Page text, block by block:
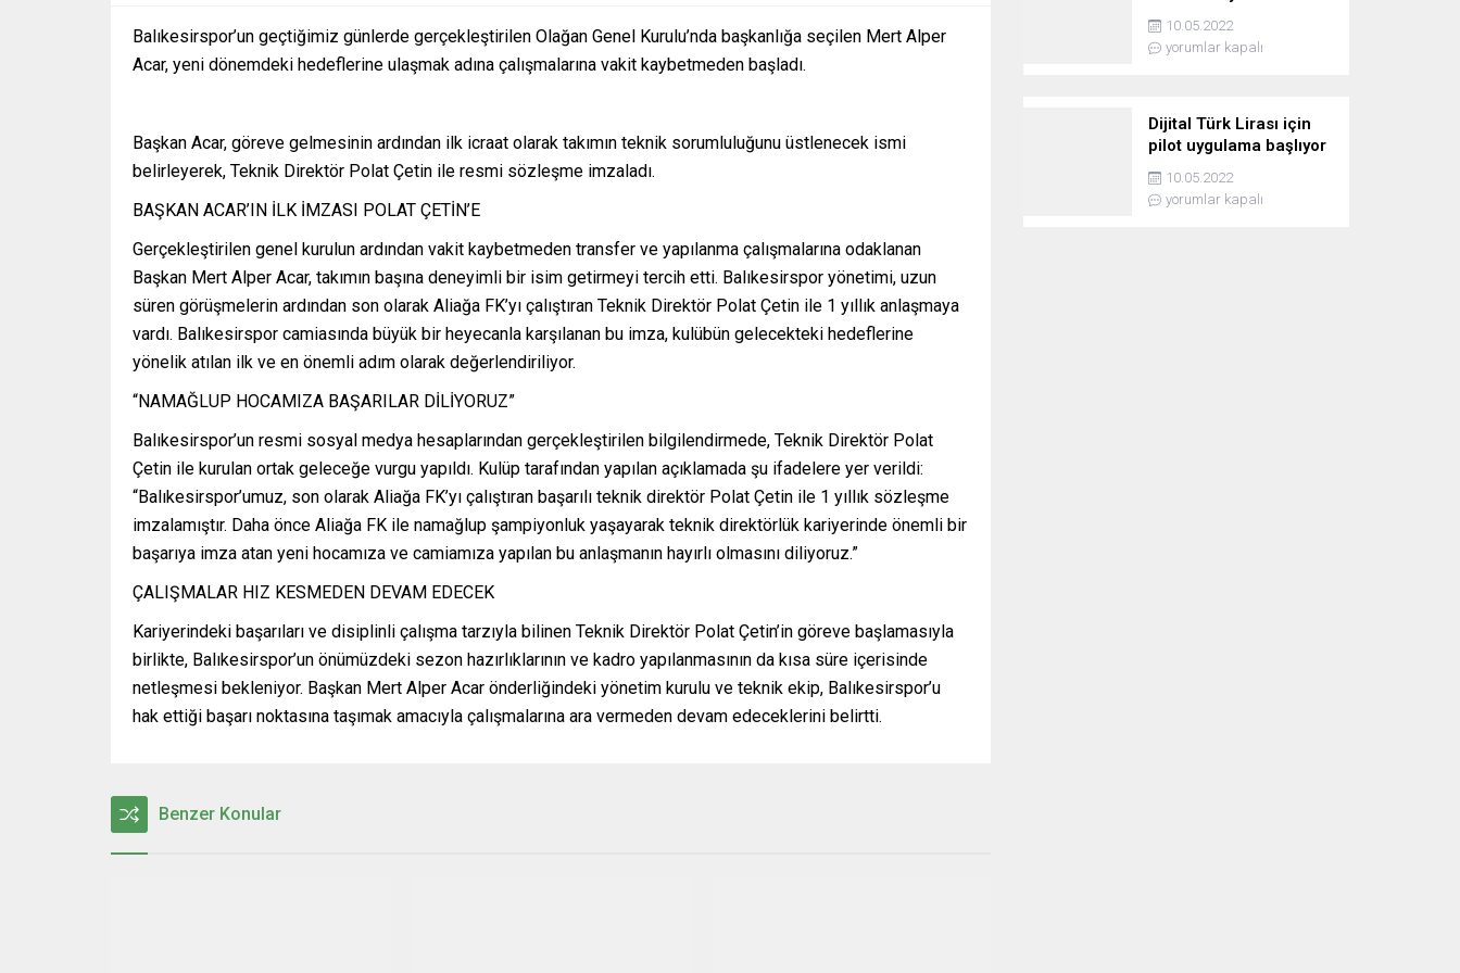
Balıkesirspor’un geçtiğimiz günlerde gerçekleştirilen Olağan Genel Kurulu’nda başkanlığa seçilen Mert Alper
Acar, yeni dönemdeki hedeflerine ulaşmak adına çalışmalarına vakit kaybetmeden başladı.
Başkan Acar, göreve gelmesinin ardından ilk icraat olarak takımın teknik sorumluluğunu üstlenecek ismi
belirleyerek, Teknik Direktör Polat Çetin ile resmi sözleşme imzaladı.
BAŞKAN ACAR’IN İLK İMZASI POLAT ÇETİN’E
Gerçekleştirilen genel kurulun ardından vakit kaybetmeden transfer ve yapılanma çalışmalarına odaklanan
Başkan Mert Alper Acar, takımın başına deneyimli bir isim getirmeyi tercih etti. Balıkesirspor yönetimi, uzun
süren görüşmelerin ardından son olarak Aliağa FK’yı çalıştıran Teknik Direktör Polat Çetin ile 1 yıllık anlaşmaya
vardı. Balıkesirspor camiasında büyük bir heyecanla karşılanan bu imza, kulübün gelecekteki hedeflerine
yönelik atılan ilk ve en önemli adım olarak değerlendiriliyor.
“NAMAĞLUP HOCAMIZA BAŞARILAR DİLİYORUZ”
Balıkesirspor’un resmi sosyal medya hesaplarından gerçekleştirilen bilgilendirmede, Teknik Direktör Polat
Çetin ile kurulan ortak geleceğe vurgu yapıldı. Kulüp tarafından yapılan açıklamada şu ifadelere yer verildi:
“Balıkesirspor’umuz, son olarak Aliağa FK’yı çalıştıran başarılı teknik direktör Polat Çetin ile 1 yıllık sözleşme
imzalamıştır. Daha önce Aliağa FK ile namağlup şampiyonluk yaşayarak teknik direktörlük kariyerinde önemli bir
başarıya imza atan yeni hocamıza ve camiamıza yapılan bu anlaşmanın hayırlı olmasını diliyoruz.”
ÇALIŞMALAR HIZ KESMEDEN DEVAM EDECEK
Kariyerindeki başarıları ve disiplinli çalışma tarzıyla bilinen Teknik Direktör Polat Çetin’in göreve başlamasıyla
birlikte, Balıkesirspor’un önümüzdeki sezon hazırlıklarının ve kadro yapılanmasının da kısa süre içerisinde
netleşmesi bekleniyor. Başkan Mert Alper Acar önderliğindeki yönetim kurulu ve teknik ekip, Balıkesirspor’u
hak ettiği başarı noktasına taşımak amacıyla çalışmalarına ara vermeden devam edeceklerini belirtti.
Benzer Konular
10.05.2022
yorumlar kapalı
Dijital Türk Lirası için
pilot uygulama başlıyor
10.05.2022
yorumlar kapalı